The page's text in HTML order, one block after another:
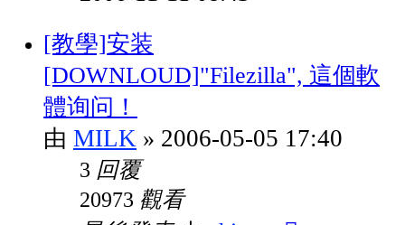
[教學]安装
[DOWNLOUD]"Filezilla", 這個軟
體询问！
由 MILK » 2006-05-05 17:40
3 回覆
20973 觀看